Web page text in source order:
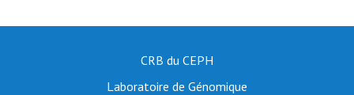
CRB du CEPH
Laboratoire de Génomique